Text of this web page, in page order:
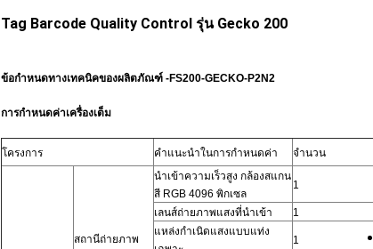
Tag Barcode Quality Control รุ่น Gecko 200
ข้อกำหนดทางเทคนิคของผลิตภัณฑ์ -FS200-GECKO-P2N2
การกำหนดค่าเครื่องเต็ม
โครงการ คำแนะนำในการกำหนดค่า จำนวน
สถานีถ่ายภาพ
นำเข้าความเร็วสูง กล้องสแกน
สี RGB 4096 พิกเซล
1
เลนส์ถ่ายภาพแสงที่นำเข้า 1
แหล่งกำเนิดแสงแบบแท่ง
1